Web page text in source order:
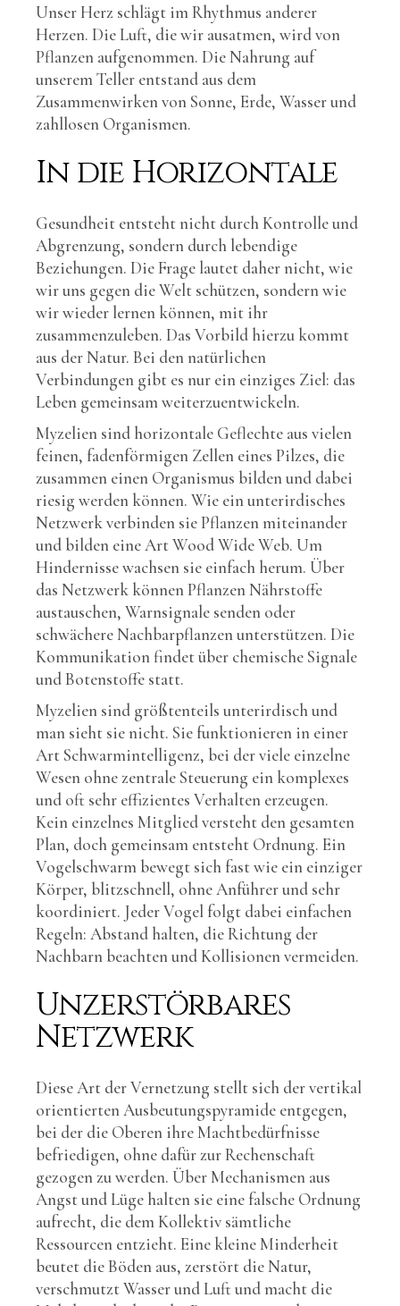
Unser Herz schlägt im Rhythmus anderer
Herzen. Die Luft, die wir ausatmen, wird von
Pflanzen aufgenommen. Die Nahrung auf
unserem Teller entstand aus dem
Zusammenwirken von Sonne, Erde, Wasser und
zahllosen Organismen.
In die Horizontale
Gesundheit entsteht nicht durch Kontrolle und
Abgrenzung, sondern durch lebendige
Beziehungen. Die Frage lautet daher nicht, wie
wir uns gegen die Welt schützen, sondern wie
wir wieder lernen können, mit ihr
zusammenzuleben. Das Vorbild hierzu kommt
aus der Natur. Bei den natürlichen
Verbindungen gibt es nur ein einziges Ziel: das
Leben gemeinsam weiterzuentwickeln.
Myzelien sind horizontale Geflechte aus vielen
feinen, fadenförmigen Zellen eines Pilzes, die
zusammen einen Organismus bilden und dabei
riesig werden können. Wie ein unterirdisches
Netzwerk verbinden sie Pflanzen miteinander
und bilden eine Art Wood Wide Web. Um
Hindernisse wachsen sie einfach herum. Über
das Netzwerk können Pflanzen Nährstoffe
austauschen, Warnsignale senden oder
schwächere Nachbarpflanzen unterstützen. Die
Kommunikation findet über chemische Signale
und Botenstoffe statt.
Myzelien sind größtenteils unterirdisch und
man sieht sie nicht. Sie funktionieren in einer
Art Schwarmintelligenz, bei der viele einzelne
Wesen ohne zentrale Steuerung ein komplexes
und oft sehr effizientes Verhalten erzeugen.
Kein einzelnes Mitglied versteht den gesamten
Plan, doch gemeinsam entsteht Ordnung. Ein
Vogelschwarm bewegt sich fast wie ein einziger
Körper, blitzschnell, ohne Anführer und sehr
koordiniert. Jeder Vogel folgt dabei einfachen
Regeln: Abstand halten, die Richtung der
Nachbarn beachten und Kollisionen vermeiden.
Unzerstörbares
Netzwerk
Diese Art der Vernetzung stellt sich der vertikal
orientierten Ausbeutungspyramide entgegen,
bei der die Oberen ihre Machtbedürfnisse
befriedigen, ohne dafür zur Rechenschaft
gezogen zu werden. Über Mechanismen aus
Angst und Lüge halten sie eine falsche Ordnung
aufrecht, die dem Kollektiv sämtliche
Ressourcen entzieht. Eine kleine Minderheit
beutet die Böden aus, zerstört die Natur,
verschmutzt Wasser und Luft und macht die